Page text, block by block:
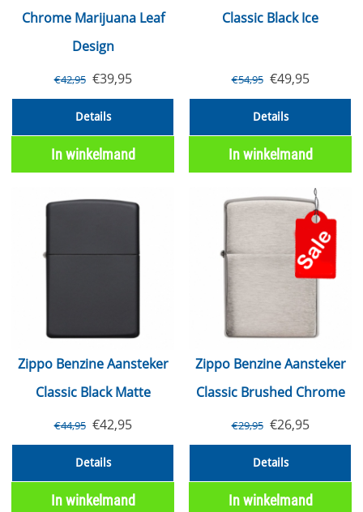
Chrome Marijuana Leaf
Design
€42,95 €39,95
Details
In winkelmand
Classic Black Ice
€54,95 €49,95
Details
In winkelmand
Zippo Benzine Aansteker
Classic Black Matte
€44,95 €42,95
Details
In winkelmand
Zippo Benzine Aansteker
Classic Brushed Chrome
€29,95 €26,95
Details
In winkelmand